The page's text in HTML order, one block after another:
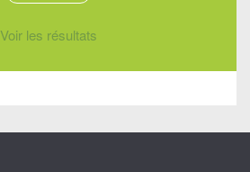
Voir les résultats